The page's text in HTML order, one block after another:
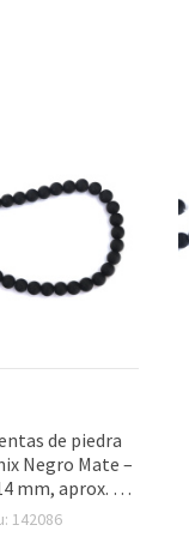
de piedra
Negro Mate –
mm, aprox. 28
y joyería
142086